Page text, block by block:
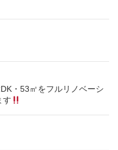
・53㎡をフルリノベーシ
す